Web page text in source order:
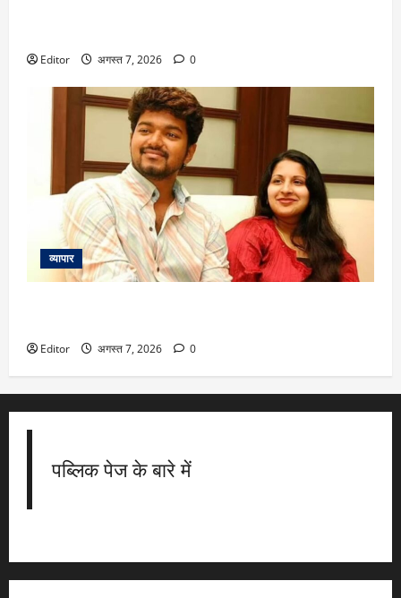
Editor अगस्त 7, 2026 0
व्यापार
Editor अगस्त 7, 2026 0
पब्लिक पेज के बारे में